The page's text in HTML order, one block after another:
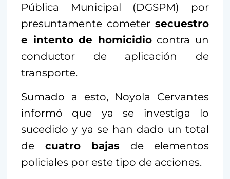
Pública Municipal (DGSPM) por
presuntamente cometer secuestro
e intento de homicidiocontra un
conductor de aplicación de
transporte.
Sumado a esto, Noyola Cervantes
informó que ya se investiga lo
sucedido y ya se han dado un total
de cuatro bajas de elementos
policiales por este tipo de acciones.